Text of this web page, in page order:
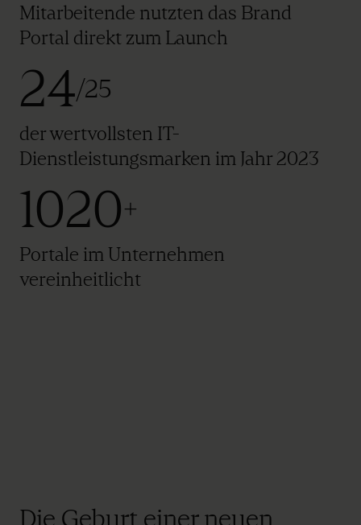
Mitarbeitende nutzten das Brand
Portal direkt zum Launch
24/25
der wertvollsten IT-
Dienstleistungsmarken im Jahr 2023
1020+
Portale im Unternehmen
vereinheitlicht
Die Geburt einer neuen